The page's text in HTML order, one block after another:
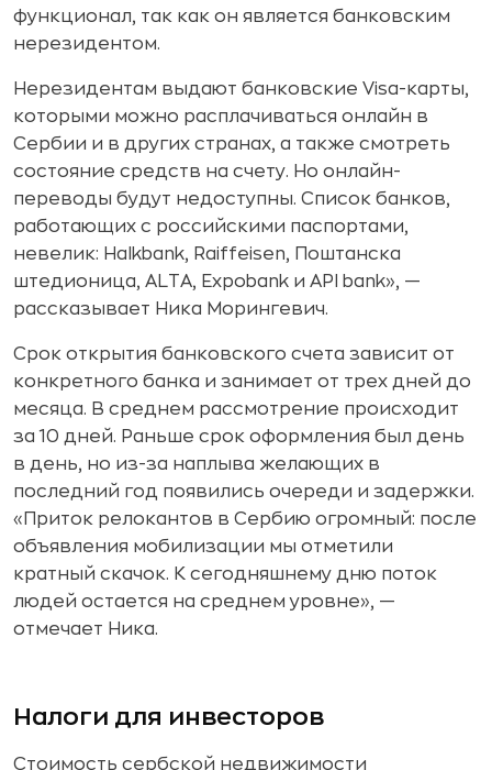
функционал, так как он является банковским
нерезидентом.
Нерезидентам выдают банковские Visa-карты,
которыми можно расплачиваться онлайн в
Сербии и в других странах, а также смотреть
состояние средств на счету. Но онлайн-
переводы будут недоступны. Список банков,
работающих с российскими паспортами,
невелик: Halkbank, Raiffeisen, Поштанска
штедионица, ALTA, Expobank и API bank», —
рассказывает Ника Морингевич.
Срок открытия банковского счета зависит от
конкретного банка и занимает от трех дней до
месяца. В среднем рассмотрение происходит
за 10 дней. Раньше срок оформления был день
в день, но из-за наплыва желающих в
последний год появились очереди и задержки.
«Приток релокантов в Сербию огромный: после
объявления мобилизации мы отметили
кратный скачок. К сегодняшнему дню поток
людей остается на среднем уровне», —
отмечает Ника.
Налоги для инвесторов
Стоимость сербской недвижимости